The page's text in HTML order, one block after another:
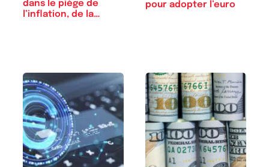
dans le piège de
l’inflation, de la…
pour adopter l’euro